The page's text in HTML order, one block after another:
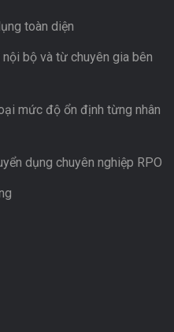
toàn diện
bộ và từ chuyên gia bên
mức độ ổn định từng nhân
dụng chuyên nghiệp RPO